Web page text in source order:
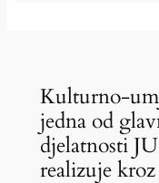
Kulturno-
jedna od
djelatnosti
realizuje